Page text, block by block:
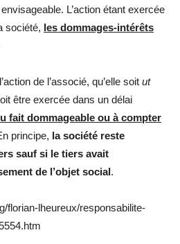
L’action étant exercée
société, les dommages-intérêts
de l’associé, qu’elle soit ut
être exercée dans un délai
fait dommageable ou à compter
principe, la société reste
sauf si le tiers avait
de l’objet social.
florian-lheureux/responsabilite-